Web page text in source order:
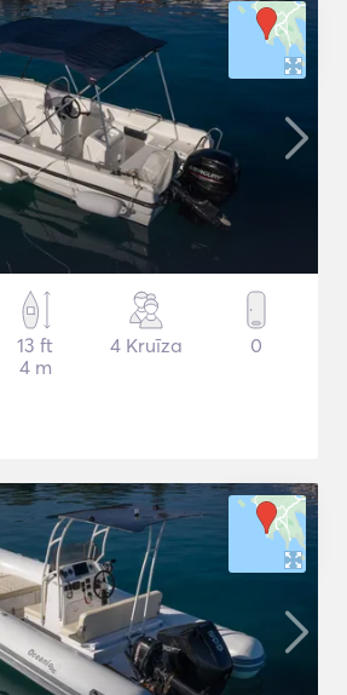
13 ft
4 m
4 Kruīza 0